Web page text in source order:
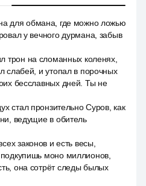
для обмана, где можно ложью
у вечного дурмана, забыв
трон на сломанных коленях,
слабей, и утопал в порочных
бесславных дней. Ты не
стал пронзительно Суров, как
ведущие в обитель
законов и есть весы,
моно миллионов,
она сотрёт следы былых